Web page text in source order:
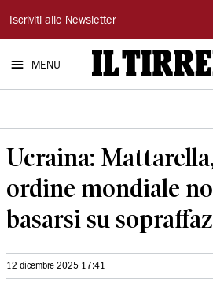
Il
Tirreno
Iscriviti alle Newsletter
MENU
Ucraina:
ordine mondiale
basarsi su
12 dicembre 2025 17:41